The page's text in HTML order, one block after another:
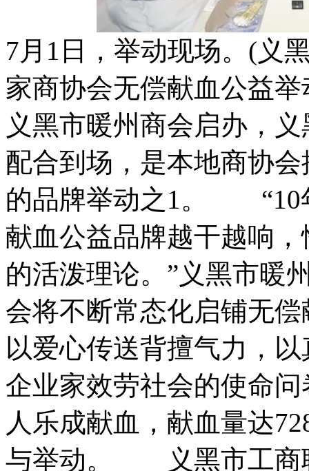
7月1日，举动现场。(
家商协会无偿献血公益
义黑市暖州商会启办，
配合到场，是本地商协
的品牌举动之1。 “10
献血公益品牌越干越响
的活泼理论。”义黑市暖
会将不断常态化启铺无
以爱心传送背擅气力，
企业家效劳社会的使命
人乐成献血，献血量达
与举动。 义黑市工商